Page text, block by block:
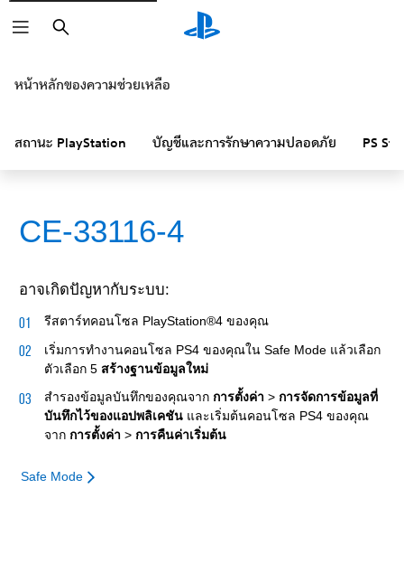
หน้าหลักของความช่วยเหลือ
สถานะ PlayStation บัญชีและการรักษาความปลอดภัย PS
CE-33116-4
อาจเกิดปัญหากับระบบ:
รีสตาร์ทคอนโซล PlayStation®4 ของคุณ
เริ่มการทำงานคอนโซล PS4 ของคุณใน Safe Mode แล้วเลือก
ตัวเลือก 5 สร้างฐานข้อมูลใหม่
สำรองข้อมูลบันทึกของคุณจาก การตั้งค่า > การจัดการข้อมูลที่
บันทึกไว้ของแอปพลิเคชัน และเริ่มต้นคอนโซล PS4 ของคุณ
จาก การตั้งค่า > การคืนค่าเริ่มต้น
Safe Mode